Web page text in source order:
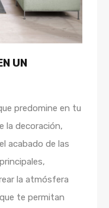
UN
predomine en tu
la decoración,
acabado de las
la atmósfera
te permitan